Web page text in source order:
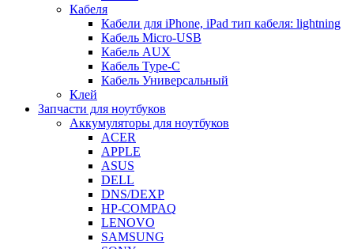
Кабеля
Кабели для iPhone, iPad тип кабеля: lightning
Кабель Micro-USB
Кабель AUX
Кабель Type-C
Кабель Универсальный
Клей
Запчасти для ноутбуков
Аккумуляторы для ноутбуков
ACER
APPLE
ASUS
DELL
DNS/DEXP
HP-COMPAQ
LENOVO
SAMSUNG